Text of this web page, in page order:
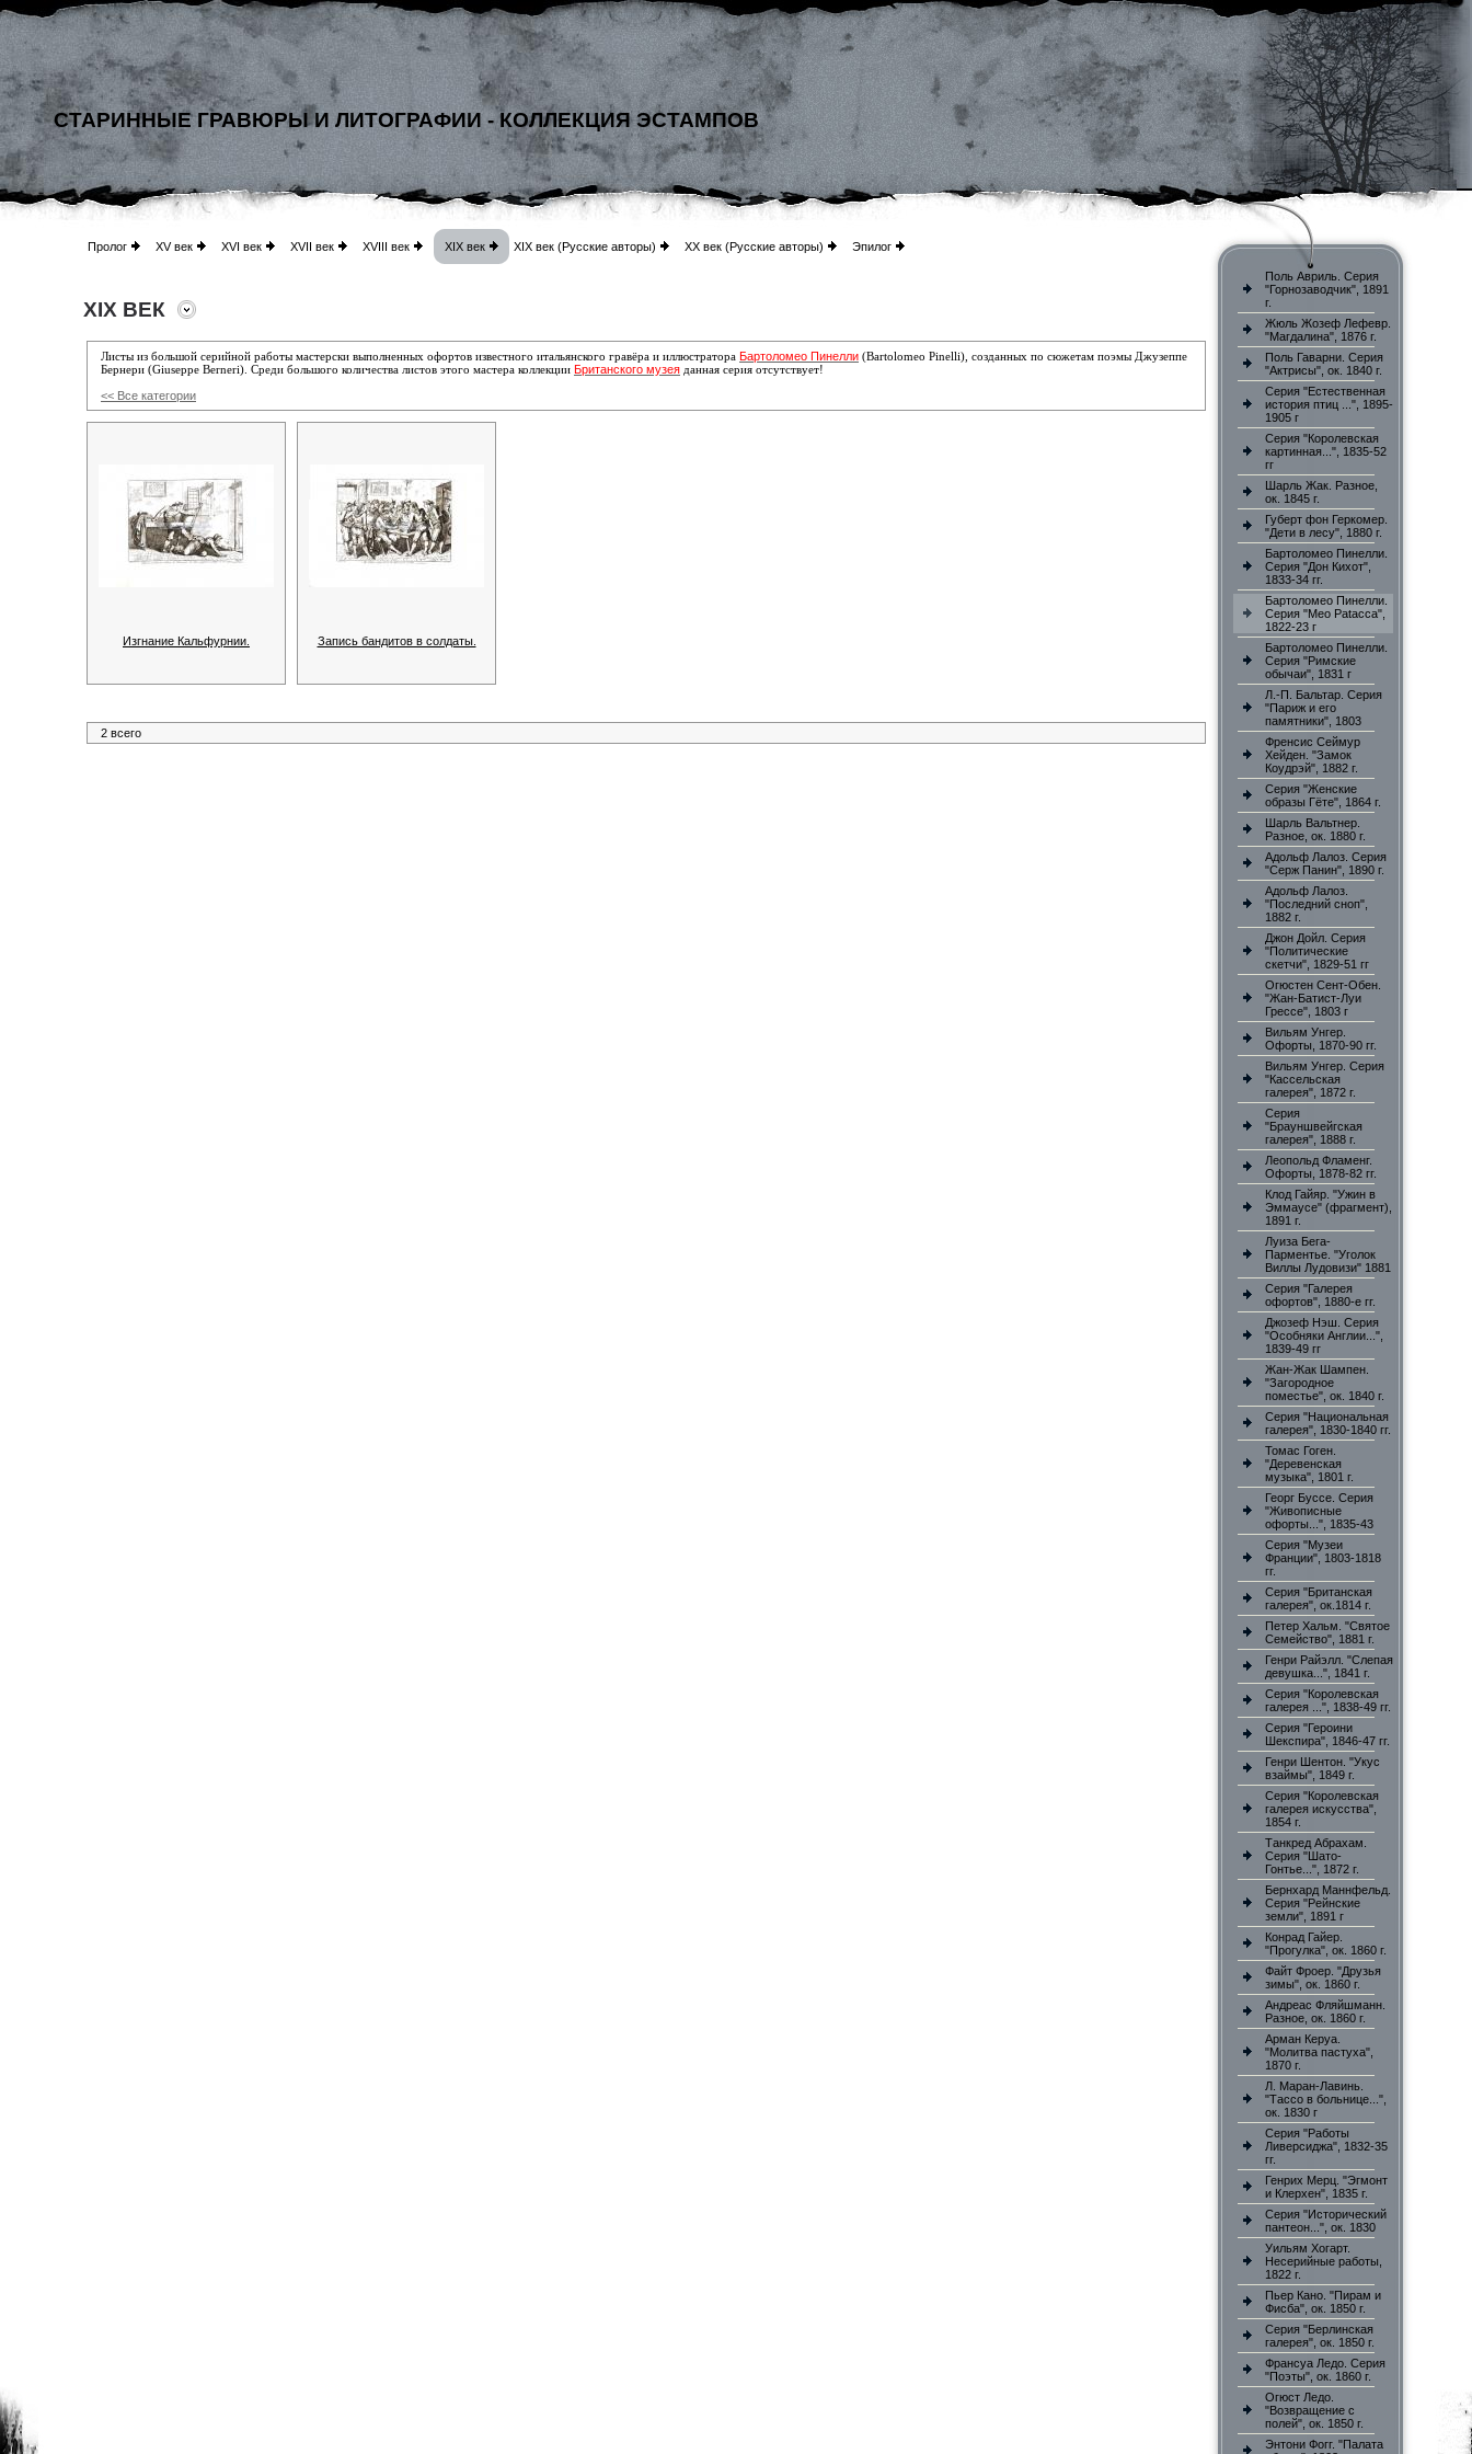
СТАРИННЫЕ ГРАВЮРЫ И ЛИТОГРАФИИ - КОЛЛЕКЦИЯ ЭСТАМПОВ
Пролог XV век XVI век XVII век XVIII век XIX век XIX век (Русские авторы) XX век (Русские авторы) Эпилог
XIX ВЕК
Листы из большой серийной работы мастерски выполненных офортов известного итальянского гравёра и иллюстратора Бартоломео Пинелли (Bartolomeo Pinelli), созданных по сюжетам поэмы Джузеппе
Бернери (Giuseppe Berneri). Среди большого количества листов этого мастера коллекции Британского музея данная серия отсутствует!
<< Все категории
Изгнание Кальфурнии. Запись бандитов в солдаты.
2 всего
Поль Авриль. Серия
"Горнозаводчик", 1891
г.
Жюль Жозеф Лефевр.
"Магдалина", 1876 г.
Поль Гаварни. Серия
"Актрисы", ок. 1840 г.
Серия "Естественная
история птиц ...", 1895-
1905 г
Серия "Королевская
картинная...", 1835-52
гг
Шарль Жак. Разное,
ок. 1845 г.
Губерт фон Геркомер.
"Дети в лесу", 1880 г.
Бартоломео Пинелли.
Серия "Дон Кихот",
1833-34 гг.
Бартоломео Пинелли.
Серия "Meo Patacca",
1822-23 г
Бартоломео Пинелли.
Серия "Римские
обычаи", 1831 г
Л.-П. Бальтар. Серия
"Париж и его
памятники", 1803
Френсис Сеймур
Хейден. "Замок
Коудрэй", 1882 г.
Серия "Женские
образы Гёте", 1864 г.
Шарль Вальтнер.
Разное, ок. 1880 г.
Адольф Лалоз. Серия
"Серж Панин", 1890 г.
Адольф Лалоз.
"Последний сноп",
1882 г.
Джон Дойл. Серия
"Политические
скетчи", 1829-51 гг
Огюстен Сент-Обен.
"Жан-Батист-Луи
Грессе", 1803 г
Вильям Унгер.
Офорты, 1870-90 гг.
Вильям Унгер. Серия
"Кассельская
галерея", 1872 г.
Серия
"Брауншвейгская
галерея", 1888 г.
Леопольд Фламенг.
Офорты, 1878-82 гг.
Клод Гайяр. "Ужин в
Эммаусе" (фрагмент),
1891 г.
Луиза Бега-
Парментье. "Уголок
Виллы Лудовизи" 1881
Серия "Галерея
офортов", 1880-е гг.
Джозеф Нэш. Серия
"Особняки Англии...",
1839-49 гг
Жан-Жак Шампен.
"Загородное
поместье", ок. 1840 г.
Серия "Национальная
галерея", 1830-1840 гг.
Томас Гоген.
"Деревенская
музыка", 1801 г.
Георг Буссе. Серия
"Живописные
офорты...", 1835-43
Серия "Музеи
Франции", 1803-1818
гг.
Серия "Британская
галерея", ок.1814 г.
Петер Хальм. "Святое
Семейство", 1881 г.
Генри Райэлл. "Слепая
девушка...", 1841 г.
Серия "Королевская
галерея ...", 1838-49 гг.
Серия "Героини
Шекспира", 1846-47 гг.
Генри Шентон. "Укус
взаймы", 1849 г.
Серия "Королевская
галерея искусства",
1854 г.
Танкред Абрахам.
Серия "Шато-
Гонтье...", 1872 г.
Бернхард Маннфельд.
Серия "Рейнские
земли", 1891 г
Конрад Гайер.
"Прогулка", ок. 1860 г.
Файт Фроер. "Друзья
зимы", ок. 1860 г.
Андреас Фляйшманн.
Разное, ок. 1860 г.
Арман Керуа.
"Молитва пастуха",
1870 г.
Л. Маран-Лавинь.
"Тассо в больнице...",
ок. 1830 г
Серия "Работы
Ливерсиджа", 1832-35
гг.
Генрих Мерц. "Эгмонт
и Клерхен", 1835 г.
Серия "Исторический
пантеон...", ок. 1830
Уильям Хогарт.
Несерийные работы,
1822 г.
Пьер Кано. "Пирам и
Фисба", ок. 1850 г.
Серия "Берлинская
галерея", ок. 1850 г.
Франсуа Ледо. Серия
"Поэты", ок. 1860 г.
Огюст Ледо.
"Возвращение с
полей", ок. 1850 г.
Энтони Фогг. "Палата